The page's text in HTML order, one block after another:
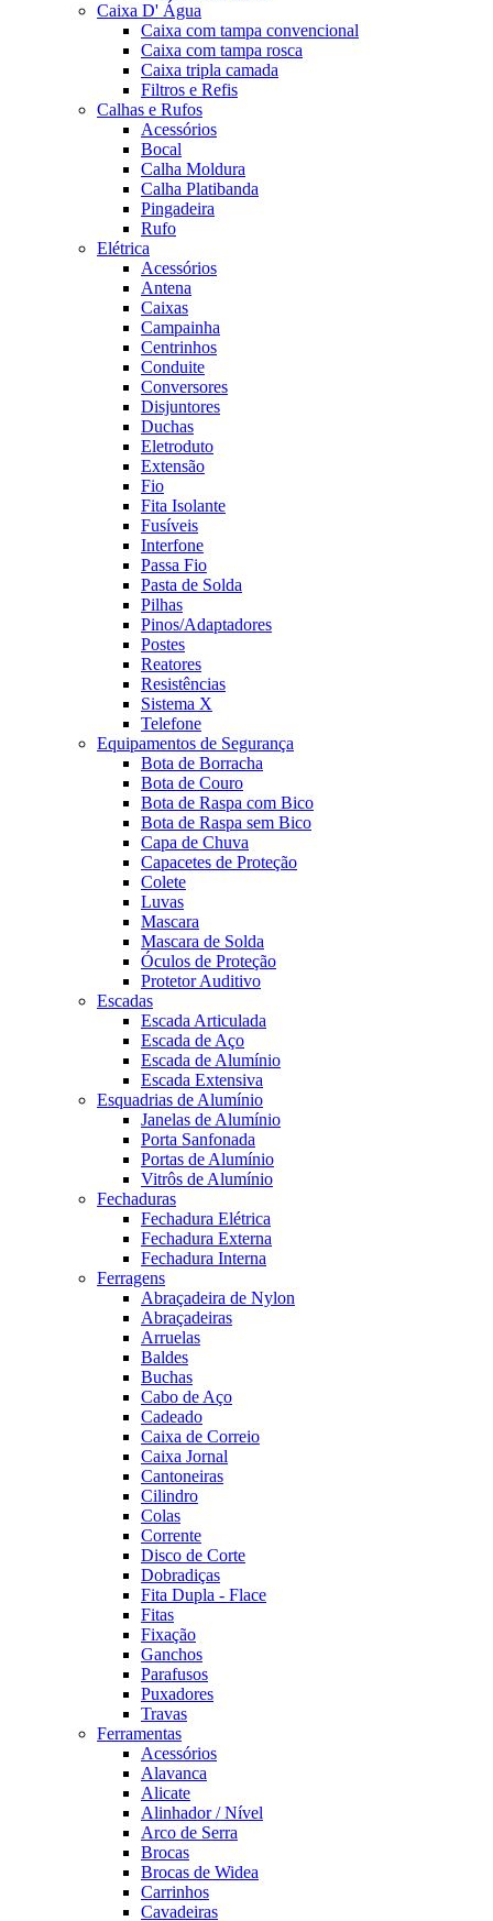
Caixa D' Água
Caixa com tampa convencional
Caixa com tampa rosca
Caixa tripla camada
Filtros e Refis
Calhas e Rufos
Acessórios
Bocal
Calha Moldura
Calha Platibanda
Pingadeira
Rufo
Elétrica
Acessórios
Antena
Caixas
Campainha
Centrinhos
Conduite
Conversores
Disjuntores
Duchas
Eletroduto
Extensão
Fio
Fita Isolante
Fusíveis
Interfone
Passa Fio
Pasta de Solda
Pilhas
Pinos/Adaptadores
Postes
Reatores
Resistências
Sistema X
Telefone
Equipamentos de Segurança
Bota de Borracha
Bota de Couro
Bota de Raspa com Bico
Bota de Raspa sem Bico
Capa de Chuva
Capacetes de Proteção
Colete
Luvas
Mascara
Mascara de Solda
Óculos de Proteção
Protetor Auditivo
Escadas
Escada Articulada
Escada de Aço
Escada de Alumínio
Escada Extensiva
Esquadrias de Alumínio
Janelas de Alumínio
Porta Sanfonada
Portas de Alumínio
Vitrôs de Alumínio
Fechaduras
Fechadura Elétrica
Fechadura Externa
Fechadura Interna
Ferragens
Abraçadeira de Nylon
Abraçadeiras
Arruelas
Baldes
Buchas
Cabo de Aço
Cadeado
Caixa de Correio
Caixa Jornal
Cantoneiras
Cilindro
Colas
Corrente
Disco de Corte
Dobradiças
Fita Dupla - Flace
Fitas
Fixação
Ganchos
Parafusos
Puxadores
Travas
Ferramentas
Acessórios
Alavanca
Alicate
Alinhador / Nível
Arco de Serra
Brocas
Brocas de Widea
Carrinhos
Cavadeiras